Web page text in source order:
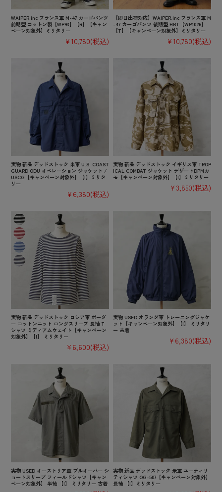
WAIPER.inc フランス軍 M-47 カーゴパンツ
前期型 コットン製【WP93】【R】【キャン
ペーン対象外】ミリタリー
¥10,780(税込)
【即日出荷対応】WAIPER.inc フランス軍 M
-47 カーゴパンツ 後期型 HBT【WP1026】
【T】【キャンペーン対象外】ミリタリー
¥10,780(税込)
実物 新品 デッドストック 米軍 U.S. COAST
GUARD ODU オペレーション ジャケット /
USCG【キャンペーン対象外】【I】ミリタ
リー
¥6,380(税込)
実物 新品 デッドストック イギリス軍 TROP
ICAL COMBAT ジャケット デザートDPMカ
モ【キャンペーン対象外】【I】ミリタリー
¥3,850(税込)
実物 新品 デッドストック ロシア軍 ボーダ
ー コットンニット ロングスリーブ 長袖 T
シャツ ミディアムウェイト【キャンペーン
対象外】【I】 ミリタリー
¥6,600(税込)
実物 USED オランダ軍 トレーニングジャケ
ット【キャンペーン対象外】【I】 ミリタリ
ー 古着
¥6,380(税込)
実物 USED オーストリア軍 プルオーバー シ
ョートスリーブ フィールドシャツ【キャン
ペーン対象外】 半袖 【I】 ミリタリー 古着
実物 新品 デッドストック 米軍 ユーティリ
ティシャツ OG-507【キャンペーン対象外】
長袖 【I】ミリタリー